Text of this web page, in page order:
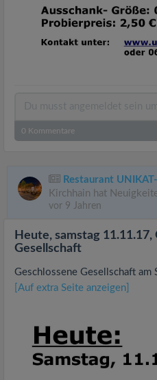
0 Kommentare
Restaurant
Kirchhain hat
vor 9 Jahren
Heute, samstag 11.11.17,
Gesellschaft
Geschlossene Gesellschaft am
[Auf extra Seite anzeigen]